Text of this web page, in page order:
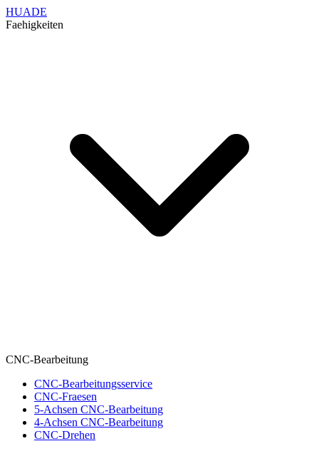
HUADE
Faehigkeiten
CNC-Bearbeitung
CNC-Bearbeitungsservice
CNC-Fraesen
5-Achsen CNC-Bearbeitung
4-Achsen CNC-Bearbeitung
CNC-Drehen